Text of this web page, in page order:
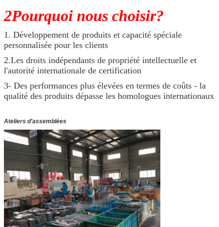
2Pourquoi nous choisir?
1. Développement de produits et capacité spéciale
personnalisée pour les clients
2.Les droits indépendants de propriété intellectuelle et
l'autorité internationale de certification
3- Des performances plus élevées en termes de coûts - la
qualité des produits dépasse les homologues internationaux
Ateliers d'assemblées